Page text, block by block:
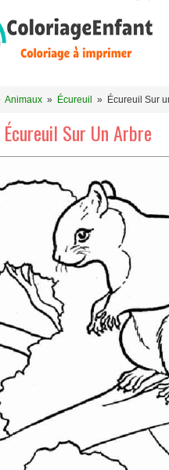
Animaux » Écureuil » Écureuil Sur
Sur Un Arbre